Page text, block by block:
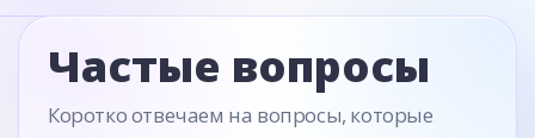
Частые вопросы
Коротко отвечаем на вопросы, которые